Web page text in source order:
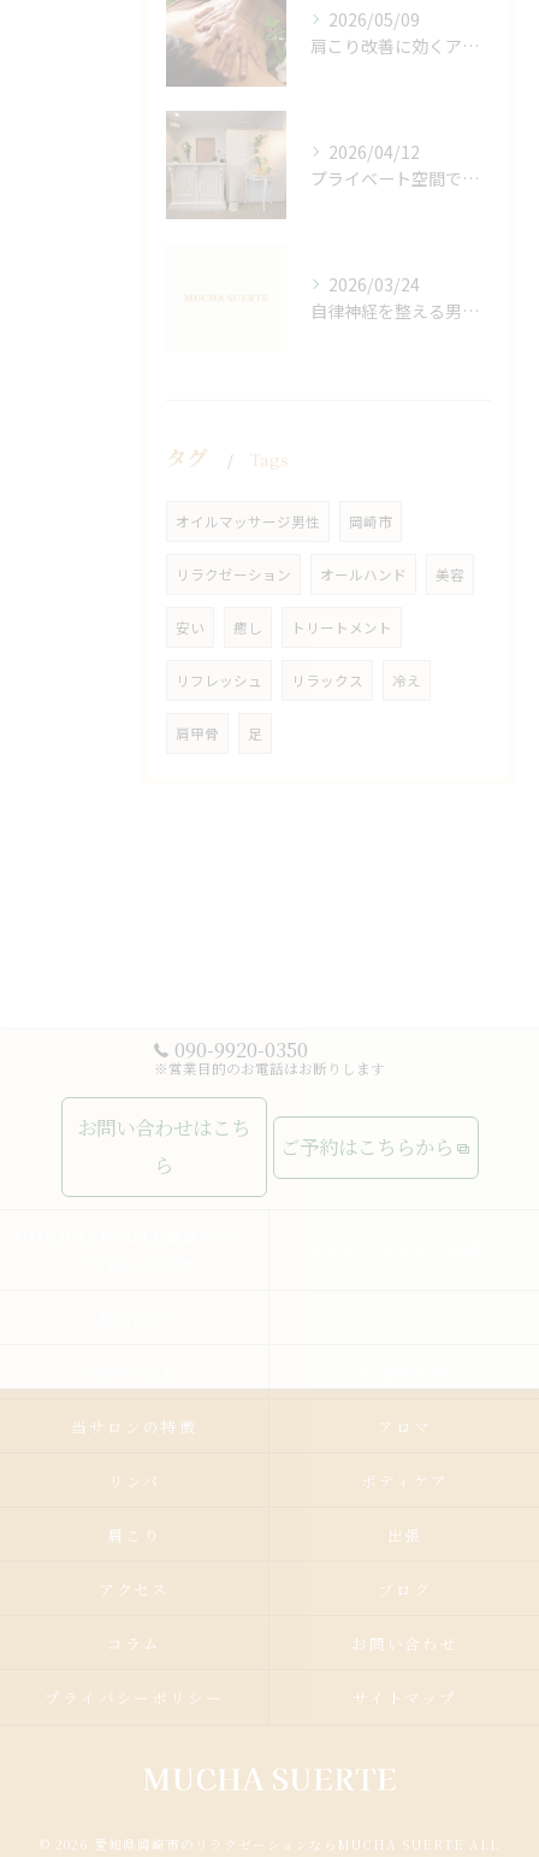
2026/05/09
肩こり改善に効くアロマリンパの手技と効果
2026/04/12
プライベート空間で極上アロマリンパケアの効果
2026/03/24
自律神経を整える男性オイルマッサージ
タグ Tags
オイルマッサージ男性 岡崎市
リラクゼーション オールハンド 美容
安い 癒し トリートメント
リフレッシュ リラックス 冷え
肩甲骨 足
090-9920-0350
※営業目的のお電話はお断りします
お問い合わせはこち
ら
ご予約はこちらから
当サロンの特徴 アロマ
リンパ ボディケア
肩こり 出張
アクセス ブログ
コラム お問い合わせ
プライバシーポリシー サイトマップ
© 2026 愛知県岡崎市のリラクゼーションならMUCHA SUERTE ALL